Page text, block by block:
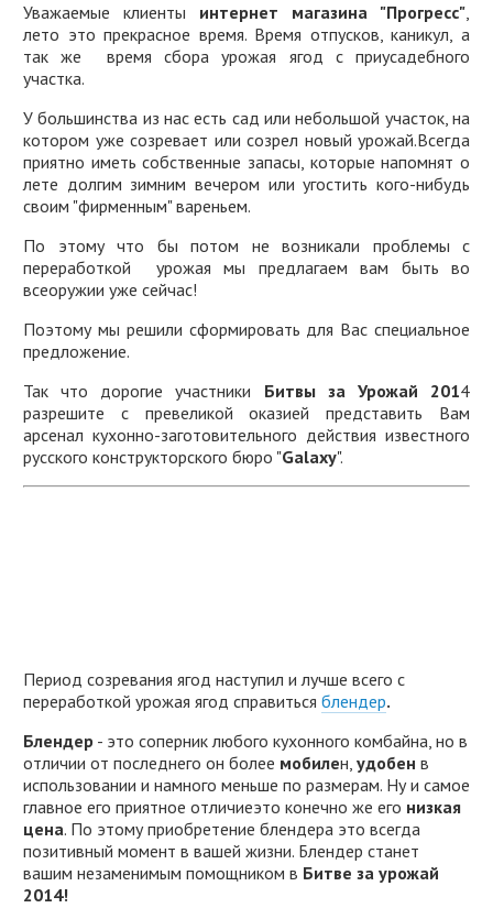
Уважаемые клиенты интернет магазина "Прогресс",
лето это прекрасное время. Время отпусков, каникул, а
так же время сбора урожая ягод с приусадебного
участка.
У большинства из нас есть сад или небольшой участок, на
котором уже созревает или созрел новый урожай.Всегда
приятно иметь собственные запасы, которые напомнят о
лете долгим зимним вечером или угостить кого-нибудь
своим "фирменным" вареньем.
По этому что бы потом не возникали проблемы с
переработкой урожая мы предлагаем вам быть во
всеоружии уже сейчас!
Поэтому мы решили сформировать для Вас специальное
предложение.
Так что дорогие участники Битвы за Урожай 2014
разрешите с превеликой оказией представить Вам
арсенал кухонно-заготовительного действия известного
русского конструкторского бюро "Galaxy".
Период созревания ягод наступил и лучше всего с
переработкой урожая ягод справиться блендер.
Блендер - это соперник любого кухонного комбайна, но в
отличии от последнего он более мобилен, удобен в
использовании и намного меньше по размерам. Ну и самое
главное его приятное отличиеэто конечно же его низкая
цена. По этому приобретение блендера это всегда
позитивный момент в вашей жизни. Блендер станет
вашим незаменимым помощником в Битве за урожай
2014!